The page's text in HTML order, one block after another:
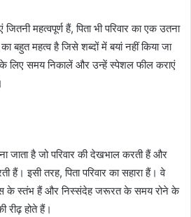
महत्वपूर्ण हैं, पिता भी परिवार का एक उतना
बहुत महत्व है जिसे शब्दों में बयां नहीं किया जा
लिए समय निकालें और उन्हें स्पेशल फील कराएं
जाता है जो परिवार की देखभाल करती हैं और
हैं। इसी तरह, पिता परिवार का सहारा हैं। वे
के स्तंभ हैं और निस्संदेह जरूरत के समय रोने के
रीढ़ होते हैं।